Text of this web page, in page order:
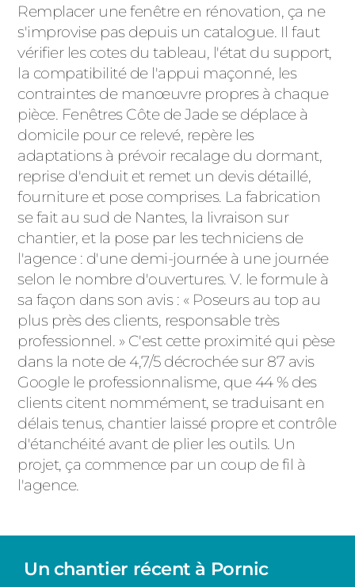
Remplacer une fenêtre en rénovation, ça ne
s'improvise pas depuis un catalogue. Il faut
vérifier les cotes du tableau, l'état du support,
la compatibilité de l'appui maçonné, les
contraintes de manœuvre propres à chaque
pièce. Fenêtres Côte de Jade se déplace à
domicile pour ce relevé, repère les
adaptations à prévoir recalage du dormant,
reprise d'enduit et remet un devis détaillé,
fourniture et pose comprises. La fabrication
se fait au sud de Nantes, la livraison sur
chantier, et la pose par les techniciens de
l'agence : d'une demi-journée à une journée
selon le nombre d'ouvertures. V. le formule à
sa façon dans son avis : « Poseurs au top au
plus près des clients, responsable très
professionnel. » C'est cette proximité qui pèse
dans la note de 4,7/5 décrochée sur 87 avis
Google le professionnalisme, que 44 % des
clients citent nommément, se traduisant en
délais tenus, chantier laissé propre et contrôle
d'étanchéité avant de plier les outils. Un
projet, ça commence par un coup de fil à
l'agence.
Un chantier récent à Pornic